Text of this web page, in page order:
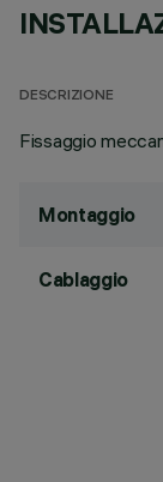
DESCRIZIONE
Fissaggio
Montaggio
Cablaggio